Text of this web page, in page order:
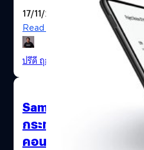
17/11/2025
Read More
ปรีดี ฤกษ์วลีกุล | 263 days ago
Samsung ขึ้นราคาแร
กระทบราคาสมาร์ตโฟ
คอนโซลในอนาคต